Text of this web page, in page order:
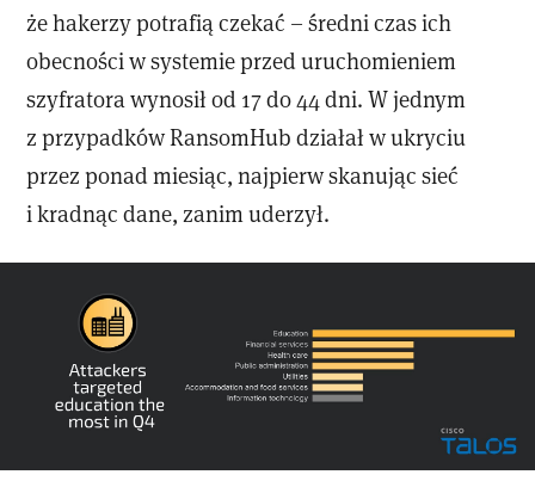
że hakerzy potrafią czekać – średni czas ich
obecności w systemie przed uruchomieniem
szyfratora wynosił od 17 do 44 dni. W jednym
z przypadków RansomHub działał w ukryciu
przez ponad miesiąc, najpierw skanując sieć
i kradnąc dane, zanim uderzył.